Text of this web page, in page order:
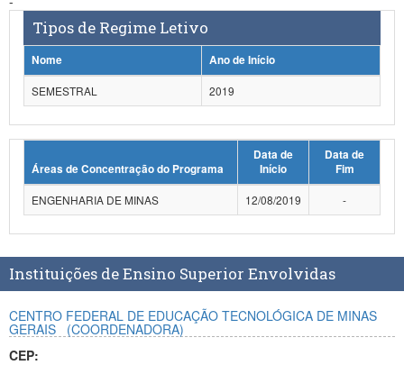
Controladoria-Geral da União
Ministério da Mulher, da Família e dos Direitos Humanos
Tipos de Regime Letivo
Nome
Ano de Início
SEMESTRAL
2019
Áreas de Concentração do Programa
Data de
Início
Data de
Fim
ENGENHARIA DE MINAS
12/08/2019 -
Instituições de Ensino Superior Envolvidas
CENTRO FEDERAL DE EDUCAÇÃO TECNOLÓGICA DE MINAS
GERAIS
(COORDENADORA)
CEP: